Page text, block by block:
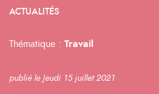
ACTUALITÉS
Thématique : Travail
publié le Jeudi 15 juillet 2021